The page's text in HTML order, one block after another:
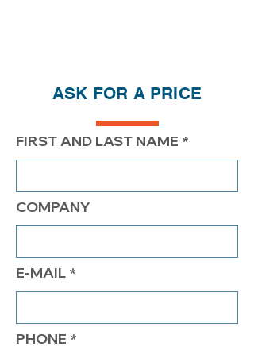
PRIX 270.00$ 220.00$ 192.00$
ASK FOR A PRICE
FIRST AND LAST NAME
COMPANY
E-MAIL
PHONE